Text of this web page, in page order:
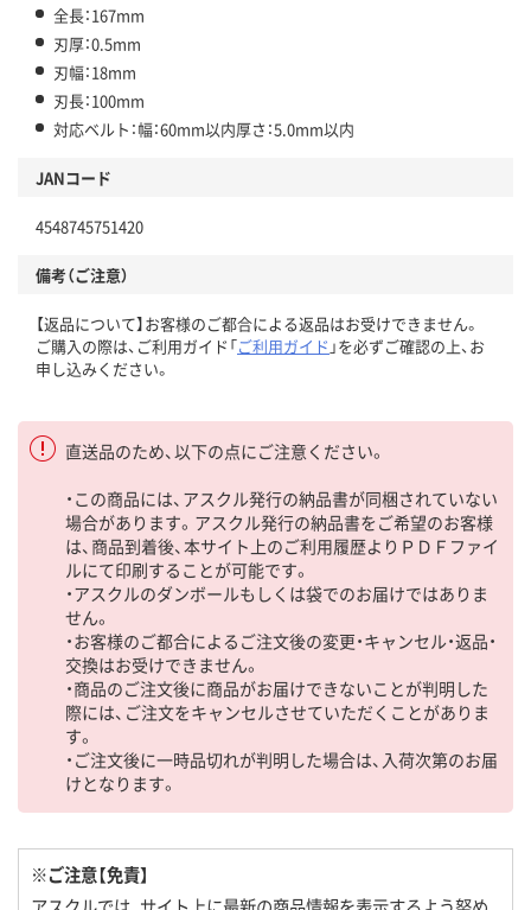
全長：167mm
刃厚：0.5mm
刃幅：18mm
刃長：100mm
対応ベルト：幅：60mm以内厚さ：5.0mm以内
JANコード
4548745751420
備考（ご注意）
【返品について】お客様のご都合による返品はお受けできません。
ご購入の際は、ご利用ガイド「ご利用ガイド 」を必ずご確認の上、お
申し込みください。
直送品のため、以下の点にご注意ください。
・この商品には、アスクル発行の納品書が同梱されていない
場合があります。アスクル発行の納品書をご希望のお客様
は、商品到着後、本サイト上のご利用履歴よりＰＤＦファイ
ルにて印刷することが可能です。
・アスクルのダンボールもしくは袋でのお届けではありま
せん。
・お客様のご都合によるご注文後の変更・キャンセル・返品・
交換はお受けできません。
・商品のご注文後に商品がお届けできないことが判明した
際には、ご注文をキャンセルさせていただくことがありま
す。
・ご注文後に一時品切れが判明した場合は、入荷次第のお届
けとなります。
※ご注意【免責】